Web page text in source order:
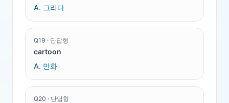
A. 그리다
Q19 · 단답형
cartoon
A. 만화
Q20 · 단답형